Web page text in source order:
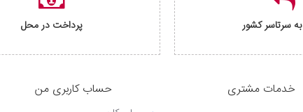
سرتاسر کشور پرداخت در محل
خدمات مشتری حساب کاربری من